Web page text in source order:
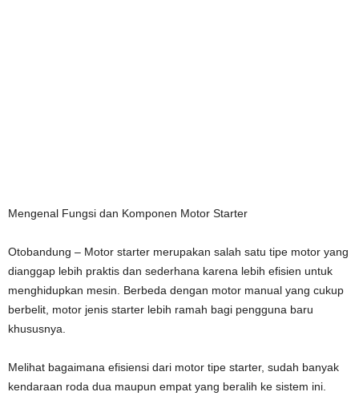
Mengenal Fungsi dan Komponen Motor Starter
Otobandung – Motor starter merupakan salah satu tipe motor yang
dianggap lebih praktis dan sederhana karena lebih efisien untuk
menghidupkan mesin. Berbeda dengan motor manual yang cukup
berbelit, motor jenis starter lebih ramah bagi pengguna baru
khususnya.
Melihat bagaimana efisiensi dari motor tipe starter, sudah banyak
kendaraan roda dua maupun empat yang beralih ke sistem ini.